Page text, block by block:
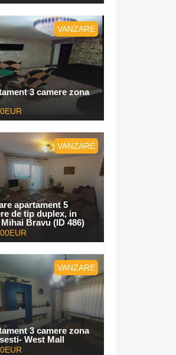
VANZARE
3 camere zona
VANZARE
apartament 5
de tip duplex, in
Bravu (ID 486)
VANZARE
3 camere zona
West Mall